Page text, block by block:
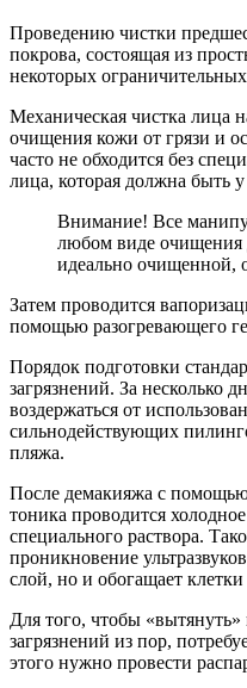
Проведению чистки
покрова, состоящая из
некоторых
Механическая чистка лица
очищения кожи от грязи и
часто не обходится без
лица, которая должна быть
Внимание! Все
любом виде очищения
идеально очищенной,
Затем проводится
помощью разогревающего
Порядок подготовки
загрязнений. За несколько
воздержаться от
сильнодействующих
пляжа.
После демакияжа с
тоника проводится
специального раствора.
проникновение
слой, но и обогащает клетки
Для того, чтобы
загрязнений из пор,
этого нужно провести